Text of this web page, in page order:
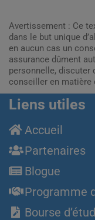
Avertissement : Ce
dans le but unique
en aucun cas un
assurance dûment
personnelle, discuter
conseiller en matière
Liens utiles
Accueil
Partenaires
Blogue
Programme
Bourse